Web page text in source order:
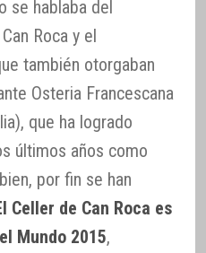
se hablaba del
Roca y el
también otorgaban
Osteria Francescana
que ha logrado
últimos años como
por fin se han
Celler de Can Roca es
Mundo 2015,